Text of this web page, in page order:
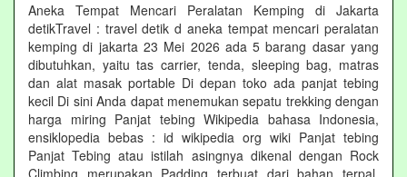
Aneka Tempat Mencari Peralatan Kemping di Jakarta
detikTravel : travel detik d aneka tempat mencari peralatan
kemping di jakarta 23 Mei 2026 ada 5 barang dasar yang
dibutuhkan, yaitu tas carrier, tenda, sleeping bag, matras
dan alat masak portable Di depan toko ada panjat tebing
kecil Di sini Anda dapat menemukan sepatu trekking dengan
harga miring Panjat tebing Wikipedia bahasa Indonesia,
ensiklopedia bebas : id wikipedia org wiki Panjat tebing
Panjat Tebing atau istilah asingnya dikenal dengan Rock